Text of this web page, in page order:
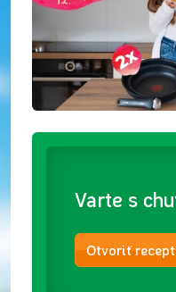
Varte s
Otvoriť